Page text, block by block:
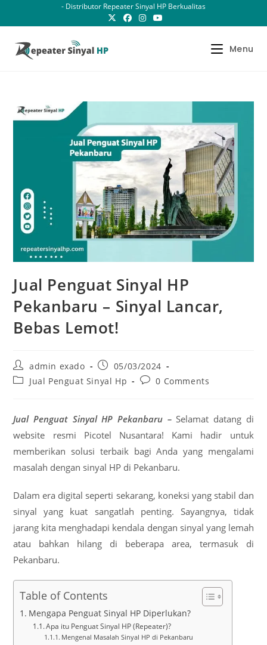
- Distributor Repeater Sinyal HP Berkualitas
Menu
Jual Penguat Sinyal HP
Pekanbaru – Sinyal Lancar,
Bebas Lemot!
Post
author:
admin exado
Post
published:
05/03/2024
PostJual Penguat Sinyal Hp
Post0 Comments
Jual Penguat Sinyal HP Pekanbaru –Selamat datang di
website resmi Picotel Nusantara! Kami hadir untuk
memberikan solusi terbaik bagi Anda yang mengalami
masalah dengan sinyal HP di Pekanbaru.
Dalam era digital seperti sekarang, koneksi yang stabil dan
sinyal yang kuat sangatlah penting. Sayangnya, tidak
jarang kita menghadapi kendala dengan sinyal yang lemah
atau bahkan hilang di beberapa area, termasuk di
Pekanbaru.
Table of Contents
Mengapa Penguat Sinyal HP Diperlukan?
Apa itu Penguat Sinyal HP (Repeater)?
Mengenal Masalah Sinyal HP di Pekanbaru